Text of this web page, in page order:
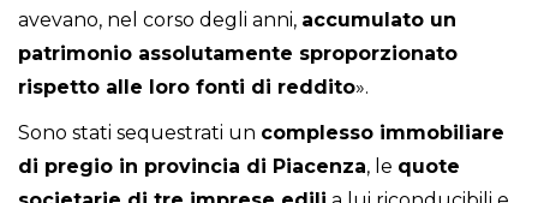
avevano, nel corso degli anni, accumulato un
patrimonio assolutamente sproporzionato
rispetto alle loro fonti di reddito».
Sono stati sequestrati un complesso immobiliare
di pregio in provincia di Piacenza, le quote